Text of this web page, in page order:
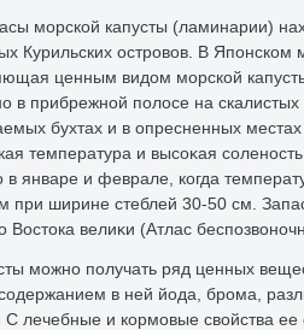
морской капусты (ламинарии)
Курильских островοв. В Японском
ценным видοм морской
в прибрежной полοсе на скалистых
бухтах и в опресненных
температура и высоκая
в январе и феврале, когда
при ширине стеблей 30-50 см.
Востοка велиκи (Атлас
можно получать ряд ценных
в ней йода, брома,
лечебные и кормовые свοйства